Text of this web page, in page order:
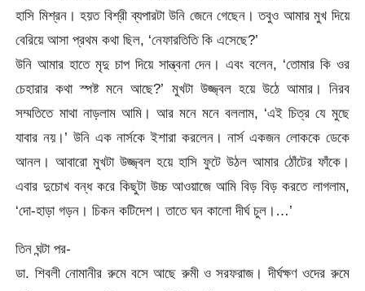
হাসি মিশ্রন। হয়ত বিশ্রী ব্যপারটা উনি জেনে গেছেন। তবুও আমার মুখ দিয়ে
বেরিয়ে আসা প্রথম কথা ছিল, ‘নেফারতিতি কি এসেছে?’
উনি আমার হাতে মৃদু চাপ দিয়ে সান্ত্বনা দেন। এবং বলেন, ‘তোমার কি ওর
চেহারার কথা স্পষ্ট মনে আছে?’ মুখটা উজ্জ্বল হয়ে উঠে আমার। নিরব
সম্মতিতে মাথা নাড়লাম আমি। আর মনে মনে বললাম, ‘এই চিত্র যে মুছে
যাবার নয়।’ উনি এক নার্সকে ইশারা করলেন। নার্স একজন লোককে ডেকে
আনল। আবারো মুখটা উজ্জ্বল হয়ে হাসি ফুটে উঠল আমার ঠোঁটের ফাঁকে।
এবার দুচোখ বন্ধ করে কিছুটা উচ্চ আওয়াজে আমি বিড় বিড় করতে লাগলাম,
‘দো-হাড়া গড়ন। চিকন কটিদেশ। তাতে ঘন কালো দীর্ঘ চুল।…’
তিন ঘন্টা পর-
ডা. শিবলী নোমানীর রুমে বসে আছে রুমী ও সরফরাজ। দীর্ঘক্ষণ ওদের রুমে